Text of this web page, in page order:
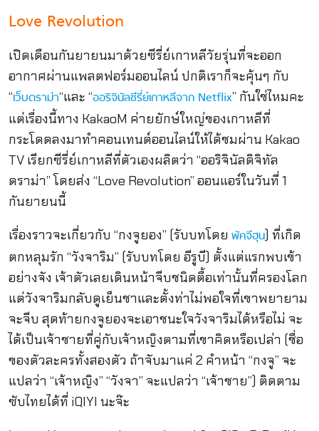
Love Revolution
เปิดเดือนกันยายนมาด้วยซีรี่ย์เกาหลีวัยรุ่นที่จะออก
อากาศผ่านแพลตฟอร์มออนไลน์ ปกติเราก็จะคุ้นๆ กับ
“เว็บดราม่า“และ “ออริจินัลซีรี่ย์เกาหลีจาก Netflix” กันใช่ไหมคะ
แต่เรื่องนี้ทาง KakaoM ค่ายยักษ์ใหญ่ของเกาหลีที่
กระโดดลงมาทำคอนเทนต์ออนไลน์ให้ได้ชมผ่าน Kakao
TV เรียกซีรี่ย์เกาหลีที่ตัวเองผลิตว่า “ออริจินัลดิจิทัล
ดราม่า” โดยส่ง “Love Revolution” ออนแอร์ในวันที่ 1
กันยายนนี้
เรื่องราวจะเกี่ยวกับ “กงจูยอง” (รับบทโดย พัคจีฮุน) ที่เกิด
ตกหลุมรัก “วังจาริม” (รับบทโดย อีรูบี) ตั้งแต่แรกพบเข้า
อย่างจัง เจ้าตัวเลยเดินหน้าจีบชนิดตื้อเท่านั้นที่ครองโลก
แต่วังจาริมกลับดูเย็นชาและตั้งท่าไม่พอใจที่เขาพยายาม
จะจีบ สุดท้ายกงจูยองจะเอาชนะใจวังจาริมได้หรือไม่ จะ
ได้เป็นเจ้าชายที่คู่กับเจ้าหญิงตามที่เขาคิดหรือเปล่า (ชื่อ
ของตัวละครทั้งสองตัว ถ้าจับมาแค่ 2 คำหน้า “กงจู” จะ
แปลว่า “เจ้าหญิง” “วังจา” จะแปลว่า “เจ้าชาย”) ติดตาม
ซับไทยได้ที่ iQIYI นะจ๊ะ